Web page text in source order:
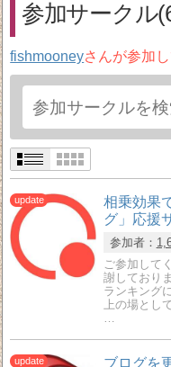
参加サークル
fishmooneyさんが参加
相乗効果
グ」応援
参加者：
ご参加して
謝しており
ランキング
上の場とし
ブログを